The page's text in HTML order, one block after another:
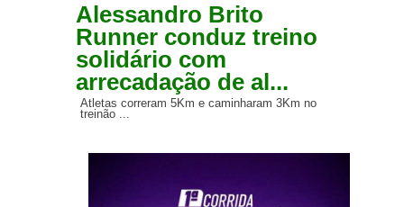
Alessandro Brito
Runner conduz treino
solidário com
arrecadação de al...
Atletas correram 5Km e caminharam 3Km no
treinão ...